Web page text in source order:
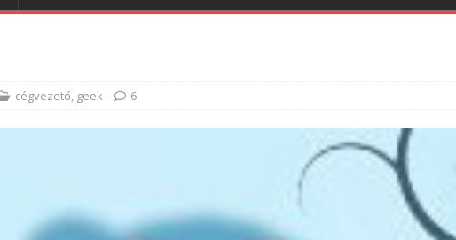
cégvezető, geek 6